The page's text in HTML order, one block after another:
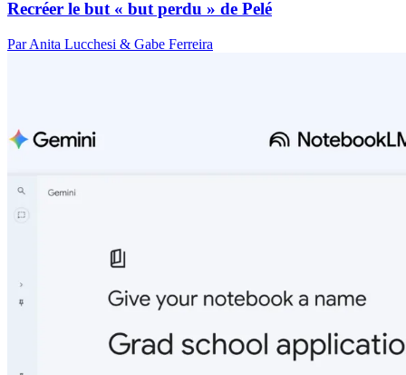
Recréer le but « but perdu » de Pelé
Par Anita Lucchesi & Gabe Ferreira